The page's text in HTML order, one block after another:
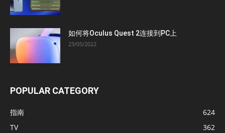
如何将Oculus Quest 2连接到PC上
23/05/2022
POPULAR CATEGORY
指南
624
TV
362